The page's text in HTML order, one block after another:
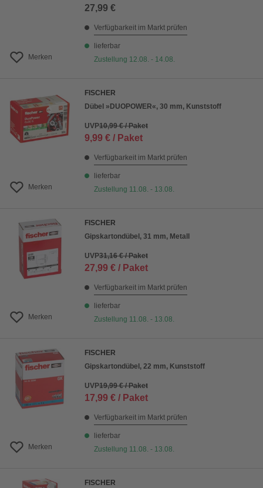
Merken
27,99 €
Verfügbarkeit im Markt prüfen
lieferbar
Zustellung 12.08. - 14.08.
Merken
FISCHER
Dübel »DUOPOWER«, 30 mm, Kunststoff
UVP10,99 € / Paket
9,99 € / Paket
Verfügbarkeit im Markt prüfen
lieferbar
Zustellung 11.08. - 13.08.
Merken
FISCHER
Gipskartondübel, 31 mm, Metall
UVP31,16 € / Paket
27,99 € / Paket
Verfügbarkeit im Markt prüfen
lieferbar
Zustellung 11.08. - 13.08.
Merken
FISCHER
Gipskartondübel, 22 mm, Kunststoff
UVP19,99 € / Paket
17,99 € / Paket
Verfügbarkeit im Markt prüfen
lieferbar
Zustellung 11.08. - 13.08.
FISCHER